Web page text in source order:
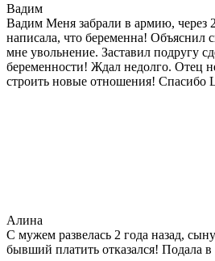
Вадим
Вадим Меня забрали в армию, через
написала, что беременна! Объяснил
мне увольнение. Заставил подругу
беременности! Ждал недолго. Отец
строить новые отношения! Спасибо
Алина
С мужем развелась 2 года назад,
бывший платить отказался! Подала в